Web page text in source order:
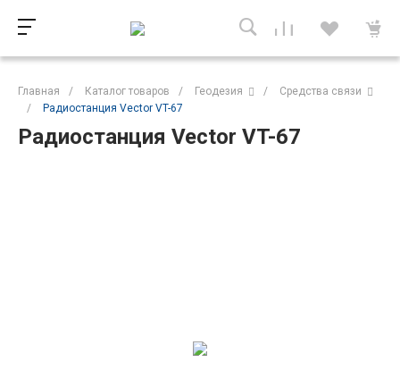
Главная / Каталог товаров / Геодезия /
Средства связи
/
Радиостанция Vector VT-67
Радиостанция Vector VT-67